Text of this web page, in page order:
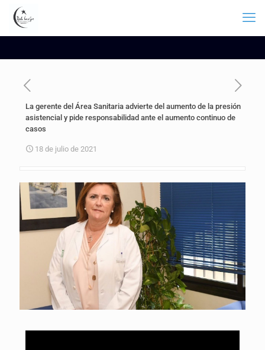
La gerente del Área Sanitaria advierte del aumento de la presión
asistencial y pide responsabilidad ante el aumento continuo de
casos
18 de julio de 2021